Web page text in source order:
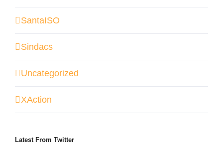
SantaISO
Sindacs
Uncategorized
XAction
Latest From Twitter